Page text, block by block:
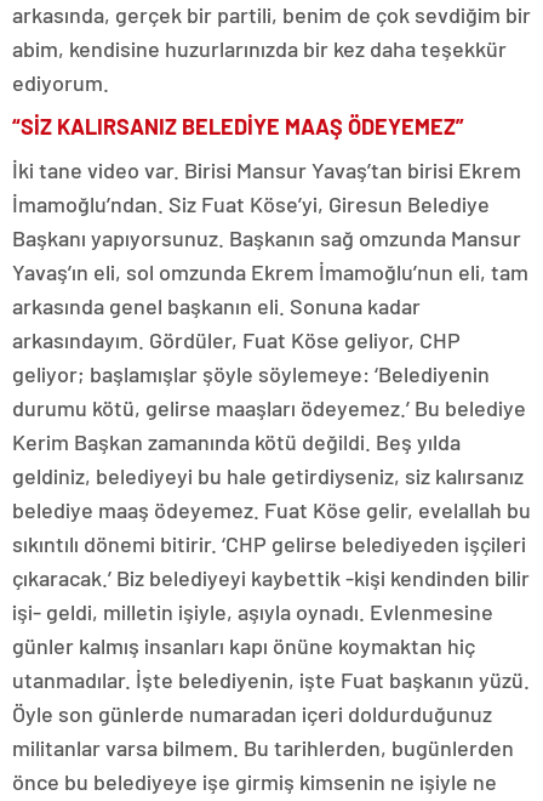
arkasında, gerçek bir partili, benim de çok sevdiğim bir
abim, kendisine huzurlarınızda bir kez daha teşekkür
ediyorum.
“SİZ KALIRSANIZ BELEDİYE MAAŞ ÖDEYEMEZ”
İki tane video var. Birisi Mansur Yavaş’tan birisi Ekrem
İmamoğlu’ndan. Siz Fuat Köse’yi, Giresun Belediye
Başkanı yapıyorsunuz. Başkanın sağ omzunda Mansur
Yavaş’ın eli, sol omzunda Ekrem İmamoğlu’nun eli, tam
arkasında genel başkanın eli. Sonuna kadar
arkasındayım. Gördüler, Fuat Köse geliyor, CHP
geliyor; başlamışlar şöyle söylemeye: ‘Belediyenin
durumu kötü, gelirse maaşları ödeyemez.’ Bu belediye
Kerim Başkan zamanında kötü değildi. Beş yılda
geldiniz, belediyeyi bu hale getirdiyseniz, siz kalırsanız
belediye maaş ödeyemez. Fuat Köse gelir, evelallah bu
sıkıntılı dönemi bitirir. ‘CHP gelirse belediyeden işçileri
çıkaracak.’ Biz belediyeyi kaybettik -kişi kendinden bilir
işi- geldi, milletin işiyle, aşıyla oynadı. Evlenmesine
günler kalmış insanları kapı önüne koymaktan hiç
utanmadılar. İşte belediyenin, işte Fuat başkanın yüzü.
Öyle son günlerde numaradan içeri doldurduğunuz
militanlar varsa bilmem. Bu tarihlerden, bugünlerden
önce bu belediyeye işe girmiş kimsenin ne işiyle ne